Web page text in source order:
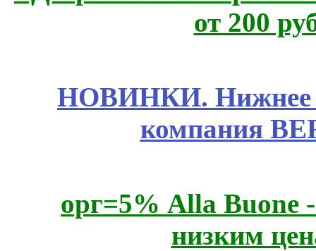
от 200
НОВИНКИ. Нижнее
компания
орг=5% Alla Buone
низким